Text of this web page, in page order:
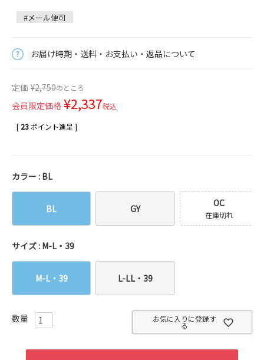
#メール便可
お届け時期・送料・お支払い・返品について
定価 ¥2,750のところ
会員限定価格 ¥2,337税込
[ 23ポイント進呈 ]
カラー BL
BL GY OC
在庫切れ
サイズ M-L・39
M-L・39 L-LL・39
お気に入りに登録す
る